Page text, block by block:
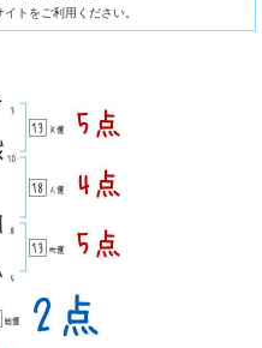
トをご利用ください。